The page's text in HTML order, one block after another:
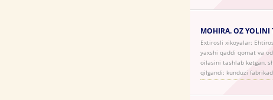
MOHIRA. OZ YOLINI
Extirosli xikoyalar:
yaxshi qaddi qomat va
oilasini tashlab ketgan,
qilgandi: kunduzi